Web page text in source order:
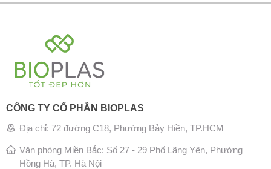
CÔNG TY CỔ PHẦN BIOPLAS
Địa chỉ: 72 đường C18, Phường Bảy Hiền, TP.HCM
Văn phòng Miền Bắc: Số 27 - 29 Phố Lãng Yên, Phường
Hồng Hà, TP. Hà Nội